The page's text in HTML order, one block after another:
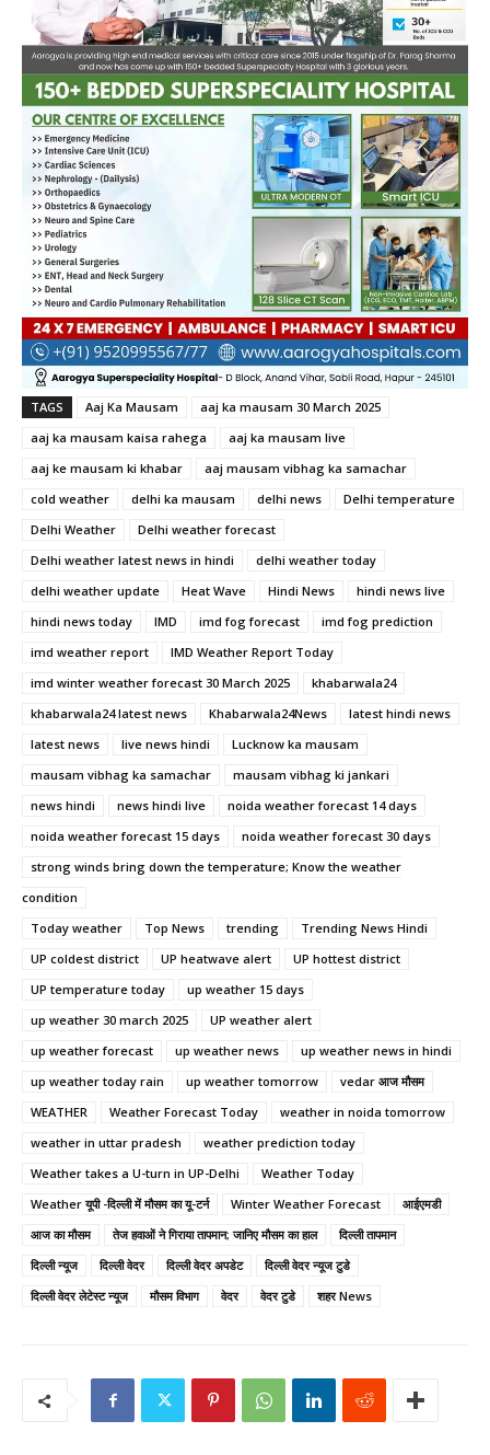
TAGS Aaj Ka Mausam
aaj ka mausam 30 March 2025
aaj ka mausam kaisa rahega
aaj ka mausam live
aaj ke mausam ki khabar
aaj mausam vibhag ka samachar
cold weather
delhi ka mausam delhi news
Delhi temperature
Delhi Weather
Delhi weather forecast
Delhi weather latest news in hindi
delhi weather today
delhi weather update
Heat Wave Hindi News
hindi news live
hindi news today
IMD imd fog forecast
imd fog prediction
imd weather report
IMD Weather Report Today
imd winter weather forecast 30 March 2025
khabarwala24
khabarwala24 latest news
Khabarwala24News
latest hindi news
latest news
live news hindi
Lucknow ka mausam
mausam vibhag ka samachar
mausam vibhag ki jankari
news hindi
news hindi live
noida weather forecast 14 days
noida weather forecast 15 days
noida weather forecast 30 days
strong winds bring down the temperature; Know the weather
condition
Today weather
Top News trending
Trending News Hindi
UP coldest district
UP heatwave alert
UP hottest district
UP temperature today
up weather 15 days
up weather 30 march 2025
UP weather alert
up weather forecast
up weather news
up weather news in hindi
up weather today rain
up weather tomorrow
vedar आज मौसम
WEATHER
Weather Forecast Today
weather in noida tomorrow
weather in uttar pradesh
weather prediction today
Weather takes a U-turn in UP-Delhi
Weather Today
Weather यूपी -दिल्ली में मौसम का यू-टर्न
Winter Weather Forecast
आईएमडी
आज का मौसम
तेज हवाओं ने गिराया तापमान; जानिए मौसम का हाल
दिल्ली तापमान
दिल्ली न्यूज
दिल्ली वेदर दिल्ली वेदर अपडेट
दिल्ली वेदर न्यूज टुडे
दिल्ली वेदर लेटेस्ट न्यूज
मौसम विभाग वेदर वेदर टुडे शहर News